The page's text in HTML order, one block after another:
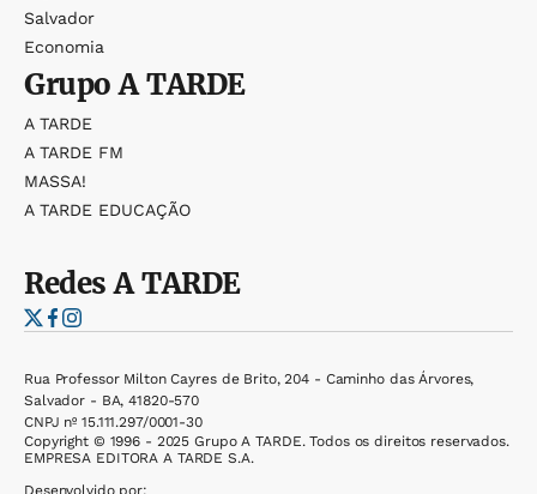
Salvador
Economia
GrupoA TARDE
A TARDE
A TARDE FM
MASSA!
A TARDE EDUCAÇÃO
RedesA TARDE
Rua Professor Milton Cayres de Brito, 204 - Caminho das Árvores,
Salvador - BA, 41820-570
CNPJ nº 15.111.297/0001-30
Copyright © 1996 - 2025 Grupo A TARDE. Todos os direitos reservados.
EMPRESA EDITORA A TARDE S.A.
Desenvolvido por: